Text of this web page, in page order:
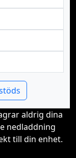
aldrig dina
nedladdning
till din enhet.